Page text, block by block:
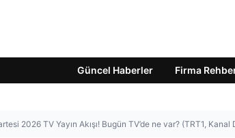
Güncel Haberler Firma
2026 TV Yayın Akışı! Bugün TV’de ne var? (TRT1, Kanal